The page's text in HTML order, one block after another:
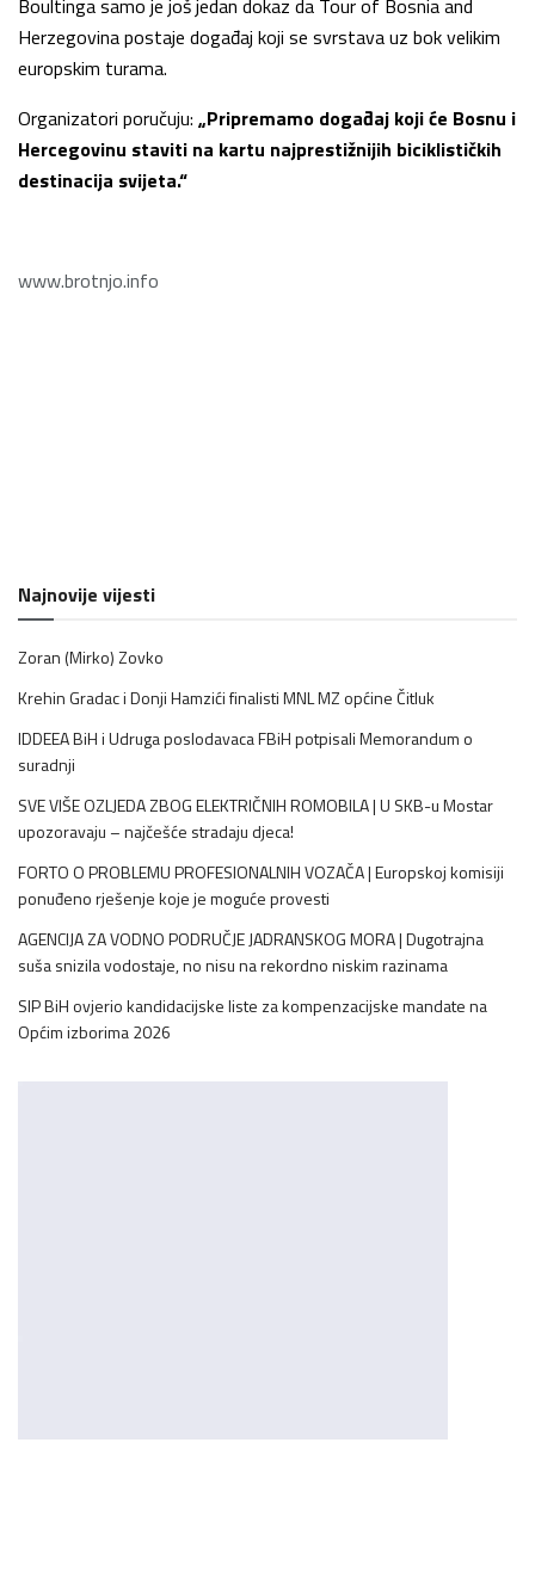
Boultinga samo je još jedan dokaz da Tour of Bosnia and
Herzegovina postaje događaj koji se svrstava uz bok velikim
europskim turama.
Organizatori poručuju: „Pripremamo događaj koji će Bosnu i
Hercegovinu staviti na kartu najprestižnijih biciklističkih
destinacija svijeta.“
www.brotnjo.info
Najnovije vijesti
Zoran (Mirko) Zovko
Krehin Gradac i Donji Hamzići finalisti MNL MZ općine Čitluk
IDDEEA BiH i Udruga poslodavaca FBiH potpisali Memorandum o
suradnji
SVE VIŠE OZLJEDA ZBOG ELEKTRIČNIH ROMOBILA | U SKB-u Mostar
upozoravaju – najčešće stradaju djeca!
FORTO O PROBLEMU PROFESIONALNIH VOZAČA | Europskoj komisiji
ponuđeno rješenje koje je moguće provesti
AGENCIJA ZA VODNO PODRUČJE JADRANSKOG MORA | Dugotrajna
suša snizila vodostaje, no nisu na rekordno niskim razinama
SIP BiH ovjerio kandidacijske liste za kompenzacijske mandate na
Općim izborima 2026